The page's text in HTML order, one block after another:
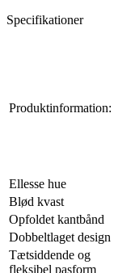
Specifikationer
Produktinformation:
Ellesse hue
Blød kvast
Opfoldet kantbånd
Dobbeltlaget design
Tætsiddende og
fleksibel pasform